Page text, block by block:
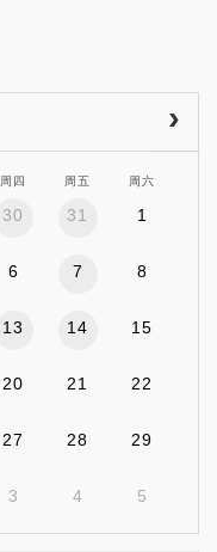
周四 周五 周六
30 31 1
6 7 8
13 14 15
20 21 22
27 28 29
3 4 5